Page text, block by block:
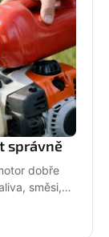
správně
dobře
směsi,